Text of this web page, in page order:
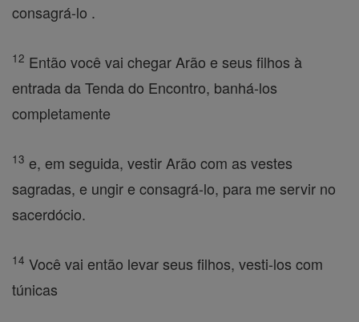
consagrá-lo .
12 Então você vai chegar Arão e seus filhos à
entrada da Tenda do Encontro, banhá-los
completamente
13 e, em seguida, vestir Arão com as vestes
sagradas, e ungir e consagrá-lo, para me servir no
sacerdócio.
14 Você vai então levar seus filhos, vesti-los com
túnicas